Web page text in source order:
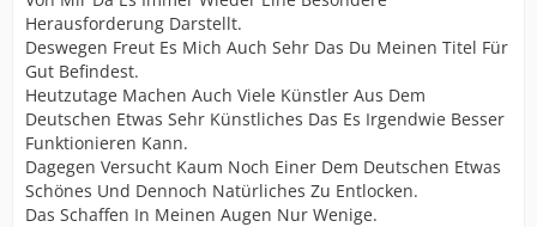
Herausforderung Darstellt.
Deswegen Freut Es Mich Auch Sehr Das Du Meinen Titel Für
Gut Befindest.
Heutzutage Machen Auch Viele Künstler Aus Dem
Deutschen Etwas Sehr Künstliches Das Es Irgendwie Besser
Funktionieren Kann.
Dagegen Versucht Kaum Noch Einer Dem Deutschen Etwas
Schönes Und Dennoch Natürliches Zu Entlocken.
Das Schaffen In Meinen Augen Nur Wenige.